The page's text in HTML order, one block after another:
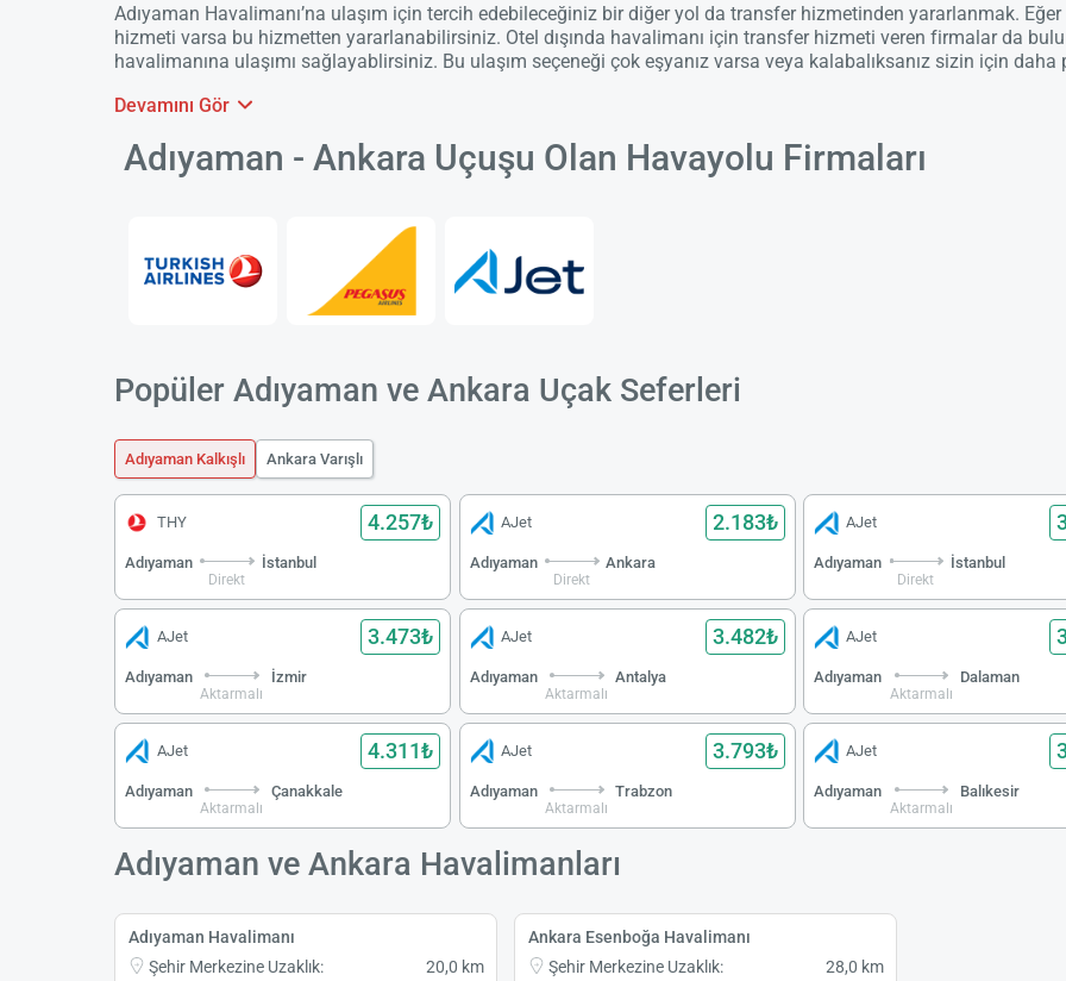
Adıyaman Havalimanı’na ulaşım için tercih edebileceğiniz bir diğer yol da transfer hizmetinden yararlanmak.
hizmeti varsa bu hizmetten yararlanabilirsiniz. Otel dışında havalimanı için transfer hizmeti veren firmalar da
havalimanına ulaşımı sağlayablirsiniz. Bu ulaşım seçeneği çok eşyanız varsa veya kalabalıksanız sizin için
Devamını Gör
Adıyaman - Ankara Uçuşu Olan Havayolu Firmaları
Popüler Adıyaman ve Ankara Uçak Seferleri
Adıyaman Kalkışlı Ankara Varışlı
THY 4.257₺
Adıyaman
Direkt
İstanbul
AJet 2.183₺
Adıyaman
Direkt
Ankara
AJet
Adıyaman
Direkt
İstanbul
AJet 3.473₺
Adıyaman
Aktarmalı
İzmir
AJet 3.482₺
Adıyaman
Aktarmalı
Antalya
AJet
Adıyaman
Aktarmalı
Dalaman
AJet 4.311₺
Adıyaman
Aktarmalı
Çanakkale
AJet 3.793₺
Adıyaman
Aktarmalı
Trabzon
AJet
Adıyaman
Aktarmalı
Balıkesir
Adıyaman ve Ankara Havalimanları
Adıyaman Havalimanı
Şehir Merkezine Uzaklık:
20,0 km
Ankara Esenboğa Havalimanı
Şehir Merkezine Uzaklık:
28,0 km